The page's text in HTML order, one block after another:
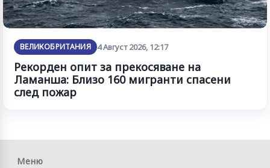
ВЕЛИКОБРИТАНИЯ 4 Август 2026, 12:17
Рекорден опит за прекосяване на
Ламанша: Близо 160 мигранти спасени
след пожар
Меню